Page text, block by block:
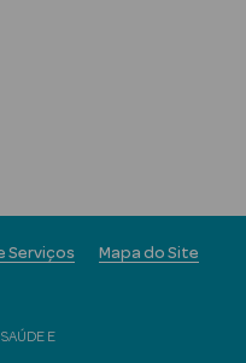
E
Serviços Mapa do Site